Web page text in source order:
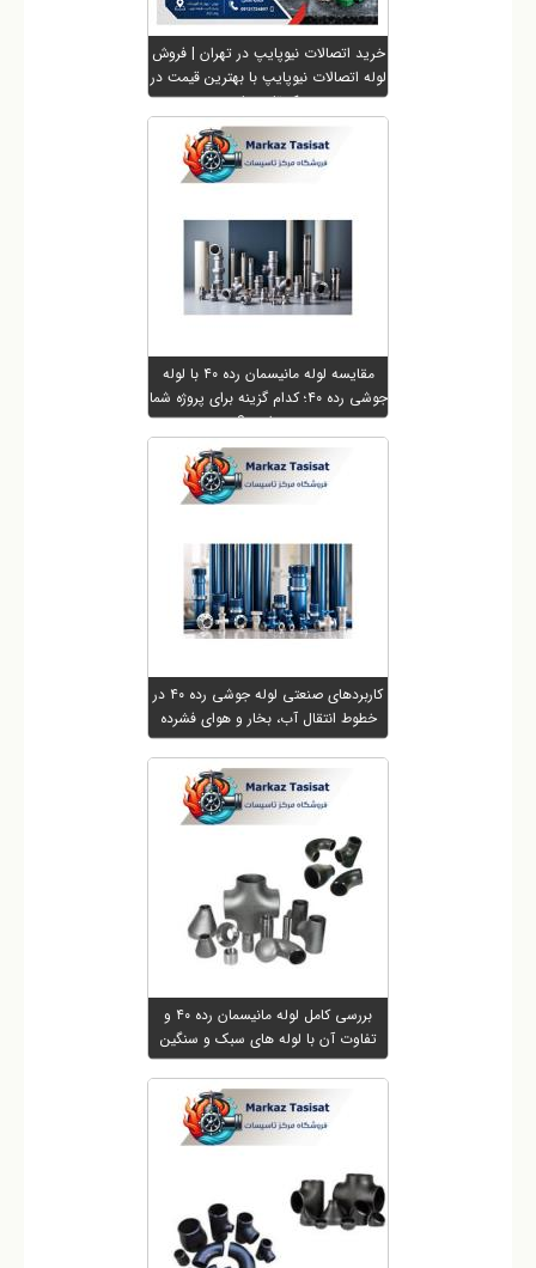
خرید اتصالات نیوپایپ در تهران | فروش
لوله اتصالات نیوپایپ با بهترین قیمت در
مرکز تاسیسات
مقایسه لوله مانیسمان رده ۴۰ با لوله
جوشی رده ۴۰؛ کدام گزینه برای پروژه شما
بهتر است؟
کاربردهای صنعتی لوله جوشی رده ۴۰ در
خطوط انتقال آب، بخار و هوای فشرده
بررسی کامل لوله مانیسمان رده ۴۰ و
تفاوت آن با لوله های سبک و سنگین